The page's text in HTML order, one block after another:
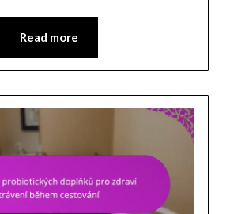
Read more